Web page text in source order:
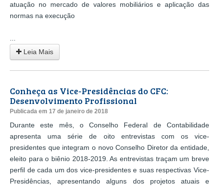
atuação no mercado de valores mobiliários e aplicação das
normas na execução
Leia Mais
Conheça as Vice-Presidências do CFC:
Desenvolvimento Profissional
Publicada em 17 de janeiro de 2018
Durante este mês, o Conselho Federal de Contabilidade
apresenta uma série de oito entrevistas com os vice-
presidentes que integram o novo Conselho Diretor da entidade,
eleito para o biênio 2018-2019. As entrevistas traçam um breve
perfil de cada um dos vice-presidentes e suas respectivas Vice-
Presidências, apresentando alguns dos projetos atuais e